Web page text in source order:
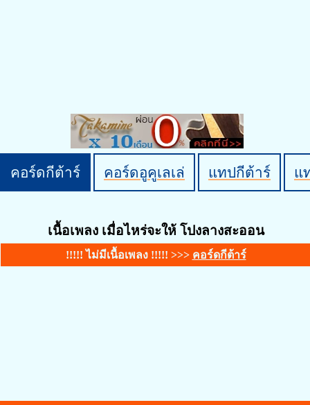
คอร์ดกีต้าร์ คอร์ดอูคูเลเล่ แทปกีต้าร์ แ
เนื้อเพลง เมื่อไหร่จะให้ โปงลางสะออน
!!!!! ไม่มีเนื้อเพลง !!!!! >>> คอร์ดกีต้าร์